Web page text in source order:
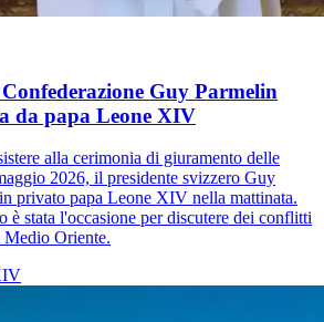
Guy Parmelin
da papa Leone XIV
alla cerimonia di giuramento delle
2026, il presidente svizzero Guy
privato papa Leone XIV nella mattinata.
è stata l'occasione per discutere dei conflitti
Oriente.